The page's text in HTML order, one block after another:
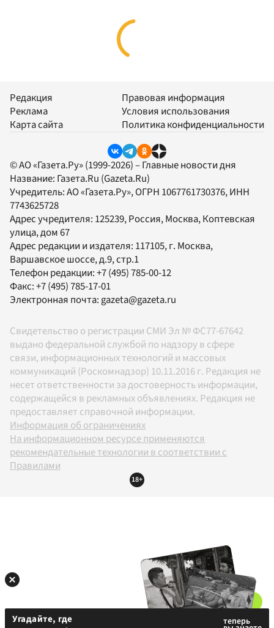
Редакция
Реклама
Карта сайта
Правовая информация
Условия использования
Политика конфиденциальности
© АО «Газета.Ру» (1999-2026) – Главные новости дня
Название: Газета.Ru (Gazeta.Ru)
Учредитель:АО «Газета.Ру», ОГРН 1067761730376, ИНН
7743625728
Адрес учредителя: 125239, Россия, Москва, Коптевская
улица, дом 67
Адрес редакции и издателя: 117105, г. Москва,
Варшавское шоссе, д.9, стр.1
Телефон редакции:+7 (495) 785-00-12
Факс:+7 (495) 785-17-01
Электронная почта: gazeta@gazeta.ru
Свидетельство о регистрации СМИ Эл № ФС77-67642
выдано федеральной службой по надзору в сфере
связи, информационных технологий и массовых
коммуникаций (Роскомнадзор) 10.11.2016 г. Редакция не
несет ответственности за достоверность информации,
содержащейся в рекламных объявлениях. Редакция не
предоставляет справочной информации.
Информация об ограничениях
На информационном ресурсе применяются
рекомендательные технологии в соответствии с
Правилами
18+
Угадайте, где